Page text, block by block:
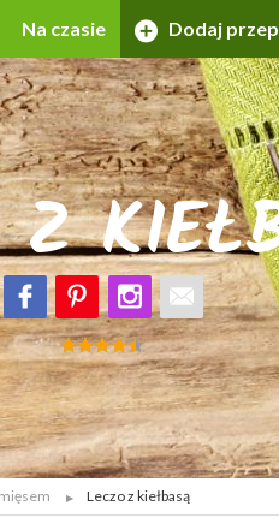
Na czasie Dodaj
Z
Leczo z kiełbasą